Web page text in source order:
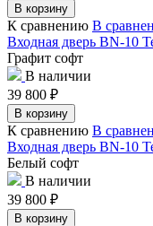
В корзину
К сравнению В
Входная дверь BN-10
Графит софт
В наличии
39 800 ₽
В корзину
К сравнению В
Входная дверь BN-10
Белый софт
В наличии
39 800 ₽
В корзину